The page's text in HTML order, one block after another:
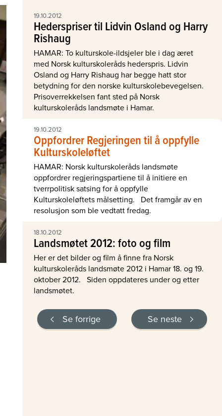
19.10.2012
Hederspriser til Lidvin Osland og Harry
Rishaug
HAMAR: To kulturskole-ildsjeler ble i dag æret
med Norsk kulturskoleråds hederspris. Lidvin
Osland og Harry Rishaug har begge hatt stor
betydning for den norske kulturskolebevegelsen.
Prisoverrekkelsen fant sted på Norsk
kulturskoleråds landsmøte i Hamar.
19.10.2012
Oppfordrer Regjeringen til å oppfylle
Kulturskoleløftet
HAMAR: Norsk kulturskoleråds landsmøte
oppfordrer regjeringspartiene til å initiere en
tverrpolitisk satsing for å oppfylle
Kulturskoleløftets målsetting. Det framgår av en
resolusjon som ble vedtatt fredag.
18.10.2012
Landsmøtet 2012: foto og film
Her er det bilder og film å finne fra Norsk
kulturskoleråds landsmøte 2012 i Hamar 18. og 19.
oktober 2012. Siden oppdateres under og etter
landsmøtet.
Se forrige Se neste